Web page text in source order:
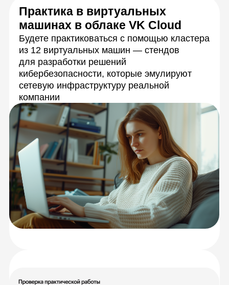
с экспертами
Каждую тему разберёте с опытными
преподавателями на онлайн-занятиях.
Сможете задать любые вопросы
и получить моментальную обратную связь,
а также обмениваться идеями
с сокурсниками.
задачи на практике
Разберетесь
с теорией